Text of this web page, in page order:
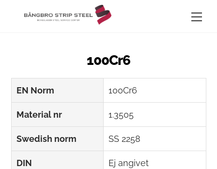
100Cr6
EN Norm 100Cr6
Material nr 1.3505
Swedish norm SS 2258
DIN Ej angivet